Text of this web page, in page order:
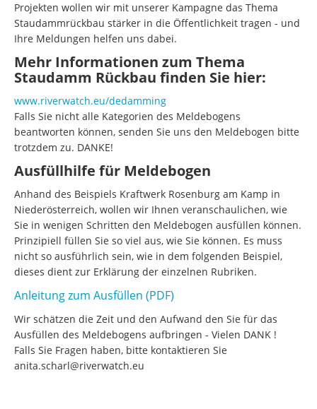
Projekten wollen wir mit unserer Kampagne das Thema
Staudammrückbau stärker in die Öffentlichkeit tragen - und
Ihre Meldungen helfen uns dabei.
Mehr Informationen zum Thema
Staudamm Rückbau finden Sie hier:
www.riverwatch.eu/dedamming
Falls Sie nicht alle Kategorien des Meldebogens
beantworten können, senden Sie uns den Meldebogen bitte
trotzdem zu. DANKE!
Ausfüllhilfe für Meldebogen
Anhand des Beispiels Kraftwerk Rosenburg am Kamp in
Niederösterreich, wollen wir Ihnen veranschaulichen, wie
Sie in wenigen Schritten den Meldebogen ausfüllen können.
Prinzipiell füllen Sie so viel aus, wie Sie können. Es muss
nicht so ausführlich sein, wie in dem folgenden Beispiel,
dieses dient zur Erklärung der einzelnen Rubriken.
Anleitung zum Ausfüllen (PDF)
Wir schätzen die Zeit und den Aufwand den Sie für das
Ausfüllen des Meldebogens aufbringen - Vielen DANK !
Falls Sie Fragen haben, bitte kontaktieren Sie
anita.scharl@riverwatch.eu